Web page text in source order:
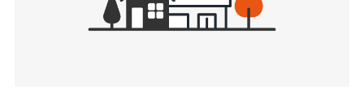
供し、金融商品等の契約を勧奨するため
アンケートやキャンペーン等の実施のため